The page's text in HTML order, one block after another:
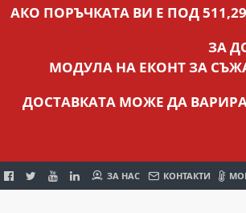
АКО ПОРЪЧКАТА ВИ Е ПОД
ЗА
МОДУЛА НА ЕКОНТ ЗА
ДОСТАВКАТА МОЖЕ ДА
ЗА НАС КОНТАКТИ